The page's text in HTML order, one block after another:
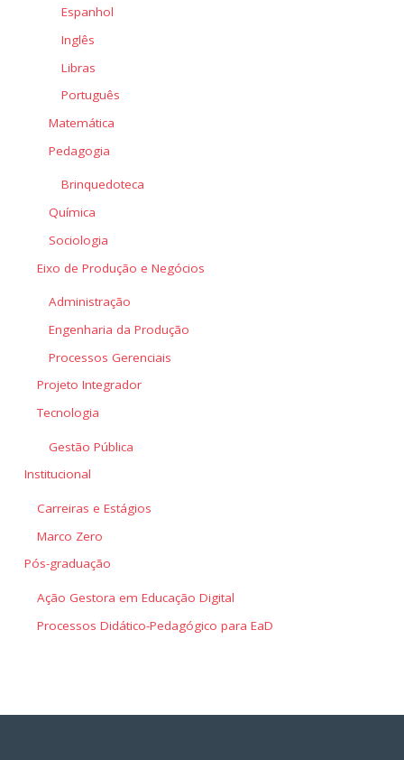
Espanhol
Inglês
Libras
Português
Matemática
Pedagogia
Brinquedoteca
Química
Sociologia
Eixo de Produção e Negócios
Administração
Engenharia da Produção
Processos Gerenciais
Projeto Integrador
Tecnologia
Gestão Pública
Institucional
Carreiras e Estágios
Marco Zero
Pós-graduação
Ação Gestora em Educação Digital
Processos Didático-Pedagógico para EaD